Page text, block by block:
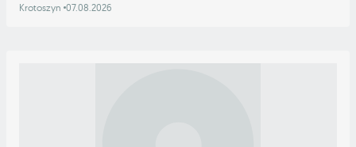
Krotoszyn 07.08.2026